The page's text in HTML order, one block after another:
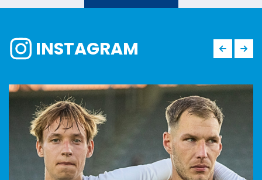
INSTAGRAM